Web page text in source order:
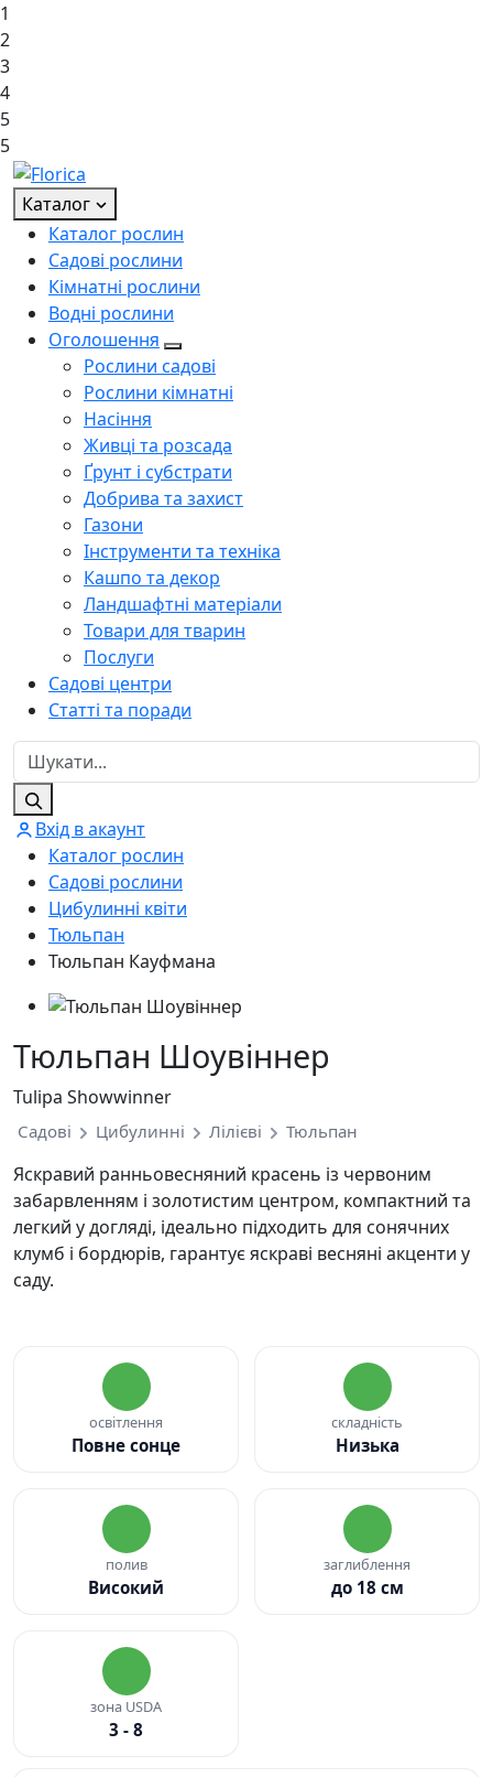
1
2
3
4
5
5
Каталог
Каталог рослин
Садові рослини
Кімнатні рослини
Водні рослини
Оголошення
Рослини садові
Рослини кімнатні
Насіння
Живці та розсада
Ґрунт і субстрати
Добрива та захист
Газони
Інструменти та техніка
Кашпо та декор
Ландшафтні матеріали
Товари для тварин
Послуги
Садові центри
Статті та поради
Вхід в акаунт
Каталог рослин
Садові рослини
Цибулинні квіти
Тюльпан
Тюльпан Кауфмана
Тюльпан Шоувіннер
Tulipa Showwinner
Садові Цибулинні Лілієві Тюльпан
Яскравий ранньовесняний красень із червоним
забарвленням і золотистим центром, компактний та
легкий у догляді, ідеально підходить для сонячних
клумб і бордюрів, гарантує яскраві весняні акценти у
саду.
освітлення
Повне сонце
складність
Низька
полив
Високий
заглиблення
до 18 см
зона USDA
3 - 8